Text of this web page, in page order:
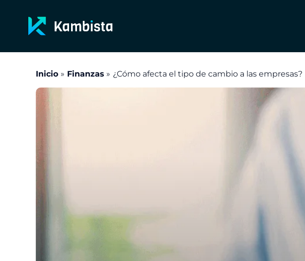
contenido
Inicio Finanzas ¿Cómo afecta el tipo de cambio a las empresas?